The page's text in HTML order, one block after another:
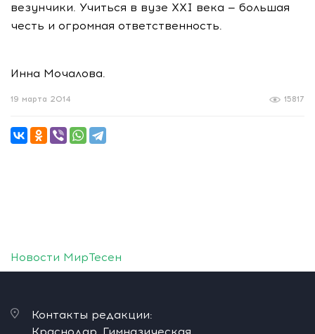
везунчики. Учиться в вузе ХХI века — большая
честь и огромная ответственность.
Инна Мочалова.
15817
19 марта 2014
Новости МирТесен
Контакты редакции: